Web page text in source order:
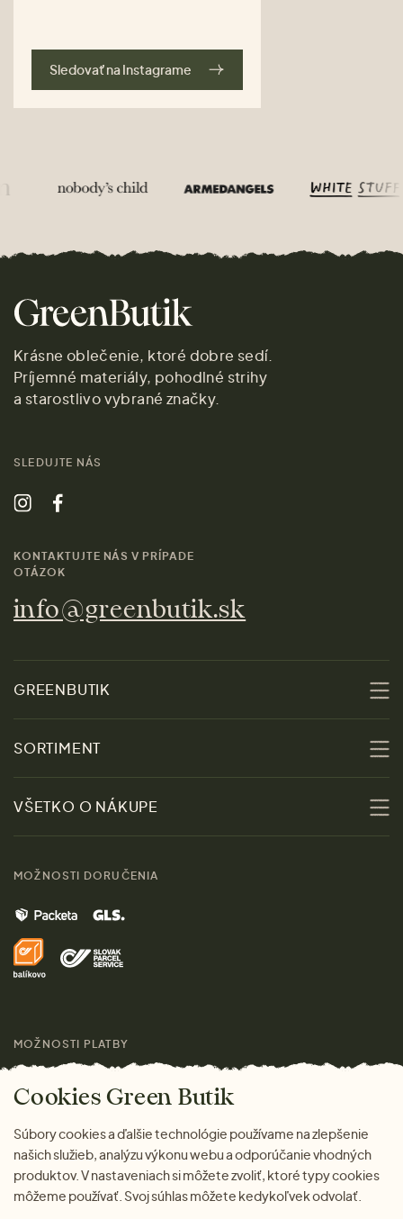
Sledovať na Instagrame
Krásne oblečenie, ktoré dobre sedí.
Príjemné materiály, pohodlné strihy
a starostlivo vybrané značky.
SLEDUJTE NÁS
KONTAKTUJTE NÁS V PRÍPADE
OTÁZOK
info@greenbutik.sk
GREENBUTIK
Udržateľnosť
Kontakt
Značky
Pre médiá
SORTIMENT
Zľavy
Ženy
Muži
Domov
Darčeky
VŠETKO O NÁKUPE
Doprava a platba
MOŽNOSTI DORUČENIA
MOŽNOSTI PLATBY
Cookies Green Butik
Súbory cookies a ďalšie technológie používame na zlepšenie
našich služieb, analýzu výkonu webu a odporúčanie vhodných
produktov. V nastaveniach si môžete zvoliť, ktoré typy cookies
môžeme používať. Svoj súhlas môžete kedykoľvek odvolať.